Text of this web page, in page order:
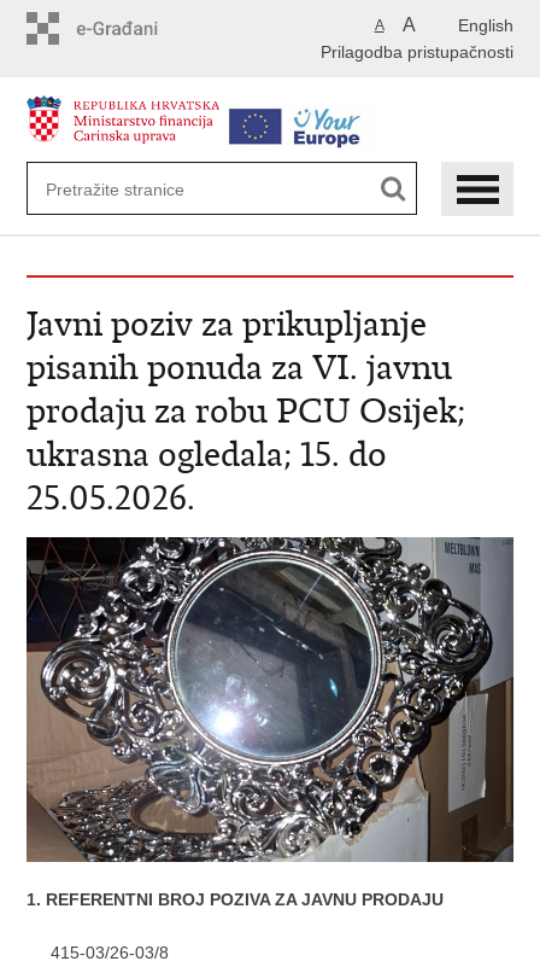
English
A A
Prilagodba pristupačnosti
Javni poziv za prikupljanje
pisanih ponuda za VI. javnu
prodaju za robu PCU Osijek;
ukrasna ogledala; 15. do
25.05.2026.
1. REFERENTNI BROJ POZIVA ZA JAVNU PRODAJU
415-03/26-03/8